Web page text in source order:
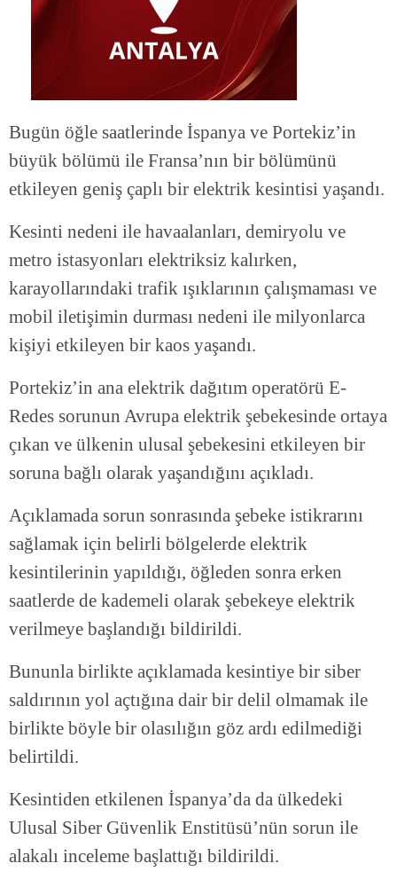
Bugün öğle saatlerinde İspanya ve Portekiz’in
büyük bölümü ile Fransa’nın bir bölümünü
etkileyen geniş çaplı bir elektrik kesintisi yaşandı.
Kesinti nedeni ile havaalanları, demiryolu ve
metro istasyonları elektriksiz kalırken,
karayollarındaki trafik ışıklarının çalışmaması ve
mobil iletişimin durması nedeni ile milyonlarca
kişiyi etkileyen bir kaos yaşandı.
Portekiz’in ana elektrik dağıtım operatörü E-
Redes sorunun Avrupa elektrik şebekesinde ortaya
çıkan ve ülkenin ulusal şebekesini etkileyen bir
soruna bağlı olarak yaşandığını açıkladı.
Açıklamada sorun sonrasında şebeke istikrarını
sağlamak için belirli bölgelerde elektrik
kesintilerinin yapıldığı, öğleden sonra erken
saatlerde de kademeli olarak şebekeye elektrik
verilmeye başlandığı bildirildi.
Bununla birlikte açıklamada kesintiye bir siber
saldırının yol açtığına dair bir delil olmamak ile
birlikte böyle bir olasılığın göz ardı edilmediği
belirtildi.
Kesintiden etkilenen İspanya’da da ülkedeki
Ulusal Siber Güvenlik Enstitüsü’nün sorun ile
alakalı inceleme başlattığı bildirildi.